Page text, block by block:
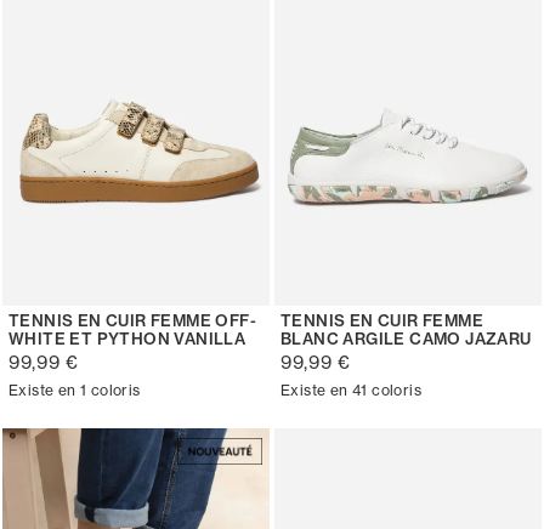
TENNIS EN CUIR FEMME OFF-
WHITE ET PYTHON VANILLA
99,99 €
Existe en 1 coloris
TENNIS EN CUIR FEMME
BLANC ARGILE CAMO JAZARU
99,99 €
Existe en 41 coloris